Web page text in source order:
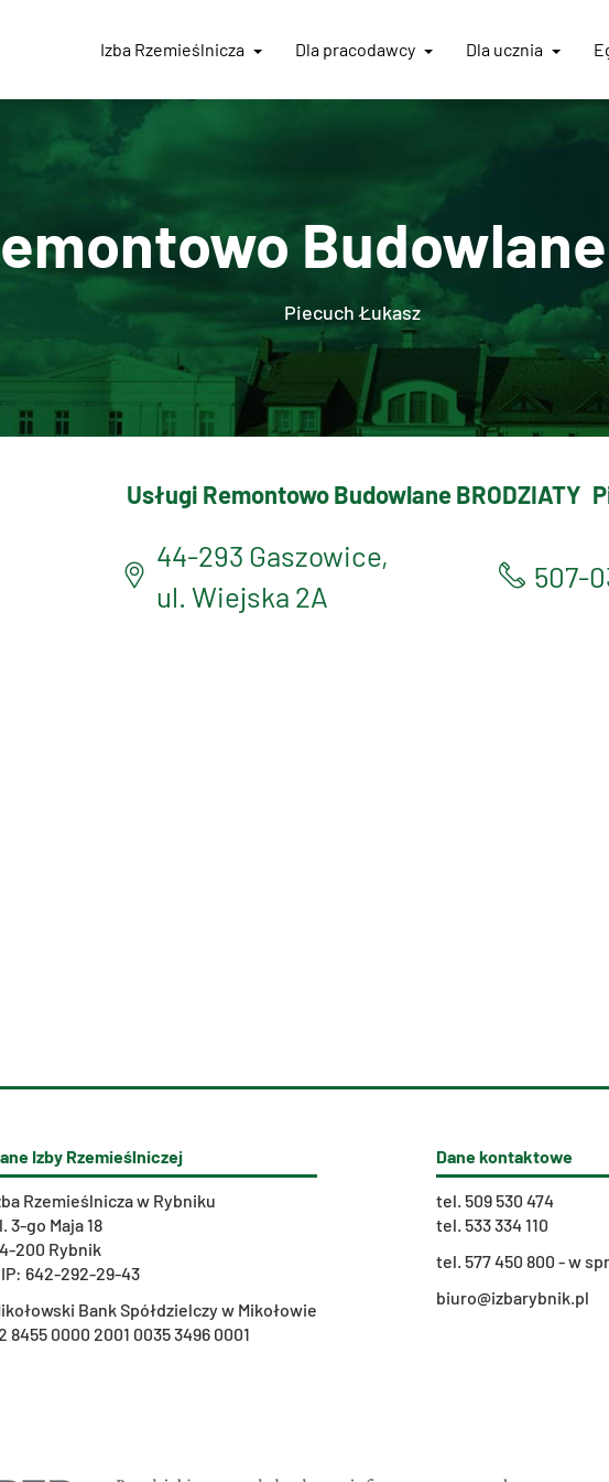
Izba Rzemieślnicza Dla pracodawcy Dla ucznia
Budowlane
Piecuch Łukasz
Usługi Remontowo Budowlane BRODZIATY
44-293 Gaszowice,
ul. Wiejska 2A
507-
Izby Rzemieślniczej
Rzemieślnicza w Rybniku
3-go Maja 18
200 Rybnik
642-292-29-43
Bank Spółdzielczy w Mikołowie
8455 0000 2001 0035 3496 0001
Dane kontaktowe
tel. 509 530 474
tel. 533 334 110
tel. 577 450 800 - w
biuro@izbarybnik.pl